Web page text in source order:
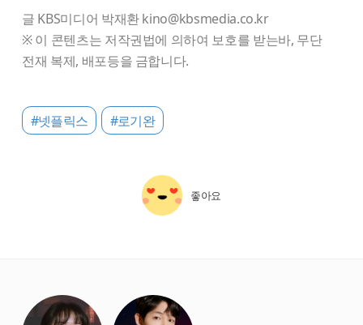
글 KBS미디어 박재환 kino@kbsmedia.co.kr
※ 이 콘텐츠는 저작권법에 의하여 보호를 받는바, 무단
전재 복제, 배포등을 금합니다.
#넷플릭스 #로기완
좋아요